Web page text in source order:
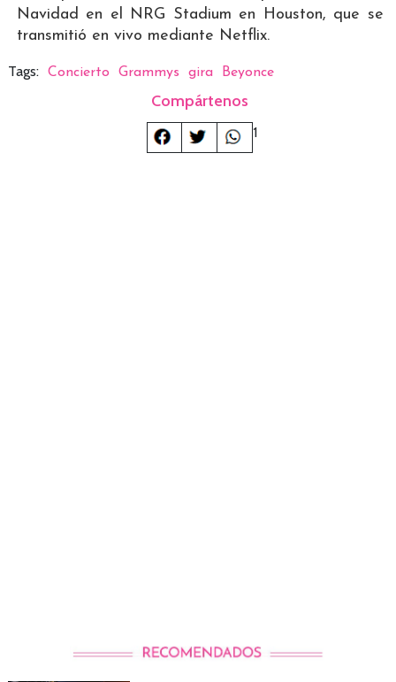
Navidad en el NRG Stadium en Houston, que se
transmitió en vivo mediante Netflix.
Tags: Concierto Grammys gira Beyonce
Compártenos
1